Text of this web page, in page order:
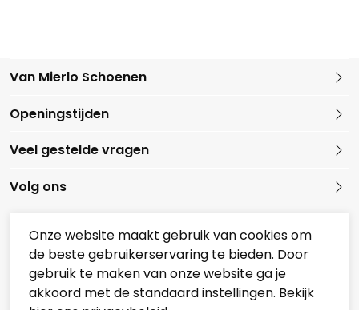
Van Mierlo Schoenen
Openingstijden
Overzicht Koopzondagen
Veel gestelde vragen
Volg ons
Onze partners
Onze website maakt gebruik van cookies om
de beste gebruikerservaring te bieden. Door
gebruik te maken van onze website ga je
akkoord met de standaard instellingen. Bekijk